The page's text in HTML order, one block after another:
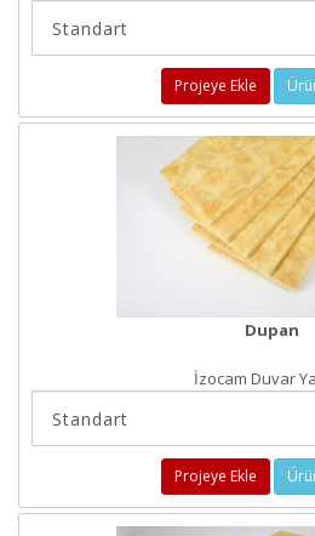
Projeye Ekle
Dupan
İzocam Duvar
Projeye Ekle